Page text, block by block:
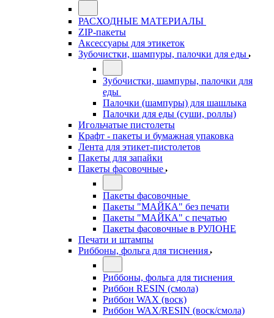
РАСХОДНЫЕ МАТЕРИАЛЫ
ZIP-пакеты
Аксессуары для этикеток
Зубочистки, шампуры, палочки для еды
Зубочистки, шампуры, палочки для
еды
Палочки (шампуры) для шашлыка
Палочки для еды (суши, роллы)
Игольчатые пистолеты
Крафт - пакеты и бумажная упаковка
Лента для этикет-пистолетов
Пакеты для запайки
Пакеты фасовочные
Пакеты фасовочные
Пакеты "МАЙКА" без печати
Пакеты "МАЙКА" с печатью
Пакеты фасовочные в РУЛОНЕ
Печати и штампы
Риббоны, фольга для тиснения
Риббоны, фольга для тиснения
Риббон RESIN (смола)
Риббон WAX (воск)
Риббон WAX/RESIN (воск/смола)